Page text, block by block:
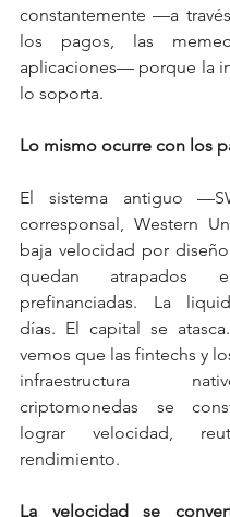
constantemente —a
los pagos, las
aplicaciones— porque la
lo soporta.
Lo mismo ocurre con los
El sistema antiguo
corresponsal, Western
baja velocidad por
quedan atrapados
prefinanciadas. La
días. El capital se
vemos que las fintechs y
infraestructura
criptomonedas se
lograr velocidad,
rendimiento.
La velocidad se